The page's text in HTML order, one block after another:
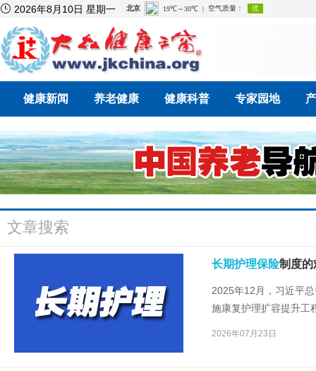
 2026年8月10日 星期一
健康新闻 养老健康 健康科普 专家园地
文章搜索
长期护理保险制度的
2025年12月，习近平
施康复护理扩容提升工
2026年07月23日